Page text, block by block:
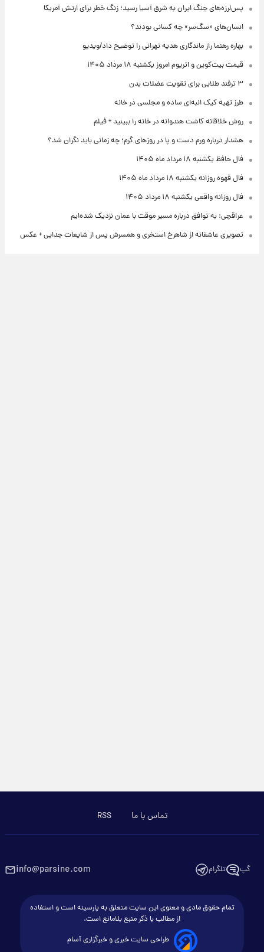
پس‌لرزه‌های جنگ ایران به شرق آسیا رسید؛ زنگ خطر برای ارتش آمریکا
انسان‌های «سگ‌سر» چه کسانی بودند؟
بهاره رهنما راز ماندگاری هدیه تهرانی را توضیح داد/ویدیو
قیمت بیت‌کوین و اتریوم امروز یکشنبه ۱۸ مرداد ۱۴۰۵
۳ ترفند طلایی برای تقویت عضلات بدن
طرز تهیه کیک انبه‌ای ساده و مجلسی در خانه
روش خلاقانه کاشت هندوانه در خانه را ببینید + فیلم
هشدار درباره ورم دست و پا در روزهای گرم؛ چه زمانی باید نگران شد؟
فال حافظ یکشنبه ۱۸ مرداد ماه ۱۴۰۵
فال قهوه روزانه یکشنبه ۱۸ مرداد ماه ۱۴۰۵
فال روزانه واقعی یکشنبه ۱۸ مرداد ۱۴۰۵
عراقچی: به توافق درباره مسیر موقت با عمان نزدیک شده‌ایم
تصویری عاشقانه از شاهرخ استخری و همسرش پس از شایعات جدایی + عکس
تماس با ما RSS
گپ تلگرام info@parsine.com
تمام حقوق مادی و معنوی این سایت متعلق به پارسینه است و استفاده
از مطالب با ذکر منبع بلامانع است.
طراحی سایت خبری و خبرگزاری آسام